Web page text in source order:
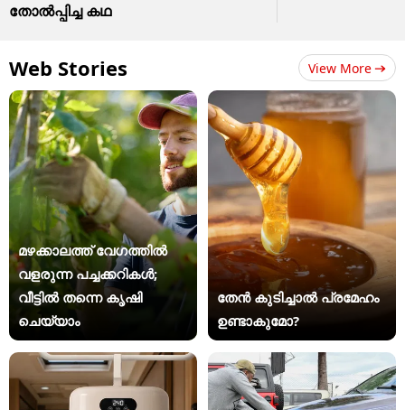
തോൽപ്പിച്ച കഥ
Web Stories View More
മഴക്കാലത്ത് വേഗത്തിൽ
വളരുന്ന പച്ചക്കറികൾ;
വീട്ടിൽ തന്നെ കൃഷി
ചെയ്യാം
തേൻ കുടിച്ചാൽ പ്രമേഹം
ഉണ്ടാകുമോ?